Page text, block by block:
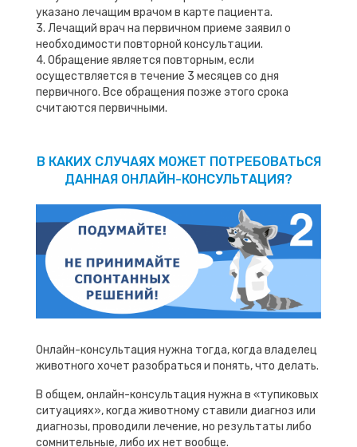
указано лечащим врачом в карте пациента.
3. Лечащий врач на первичном приеме заявил о
необходимости повторной консультации.
4. Обращение является повторным, если
осуществляется в течение 3 месяцев со дня
первичного. Все обращения позже этого срока
считаются первичными.
В КАКИХ СЛУЧАЯХ МОЖЕТ ПОТРЕБОВАТЬСЯ
ДАННАЯ ОНЛАЙН-КОНСУЛЬТАЦИЯ?
Онлайн-консультация нужна тогда, когда владелец
животного хочет разобраться и понять, что делать.
В общем, онлайн-консультация нужна в «тупиковых
ситуациях», когда животному ставили диагноз или
диагнозы, проводили лечение, но результаты либо
сомнительные, либо их нет вообще.